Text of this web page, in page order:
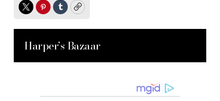
TwitterPinterest
TumblrCopy
Harper’s Bazaar